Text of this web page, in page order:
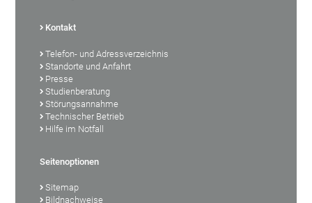
Kontakt
Telefon- und Adressverzeichnis
Standorte und Anfahrt
Presse
Studienberatung
Störungsannahme
Technischer Betrieb
Hilfe im Notfall
Seitenoptionen
Sitemap
Bildnachweise